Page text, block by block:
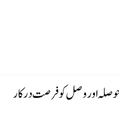
حوصلہ اور وصل کو فرصت درکار